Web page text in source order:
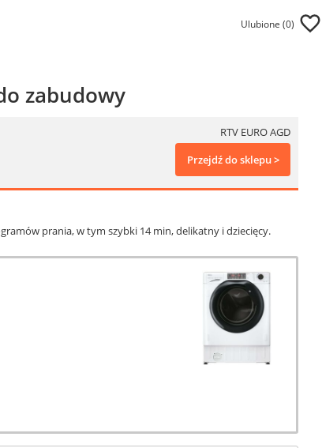
Ulubione (0)
zabudowy
RTV EURO AGD
Przejdź do sklepu >
prania, w tym szybki 14 min, delikatny i dziecięcy.